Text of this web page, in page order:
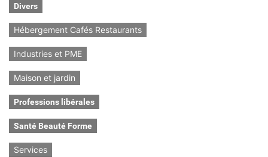
Divers
Hébergement Cafés Restaurants
Industries et PME
Maison et jardin
Professions libérales
Santé Beauté Forme
Services